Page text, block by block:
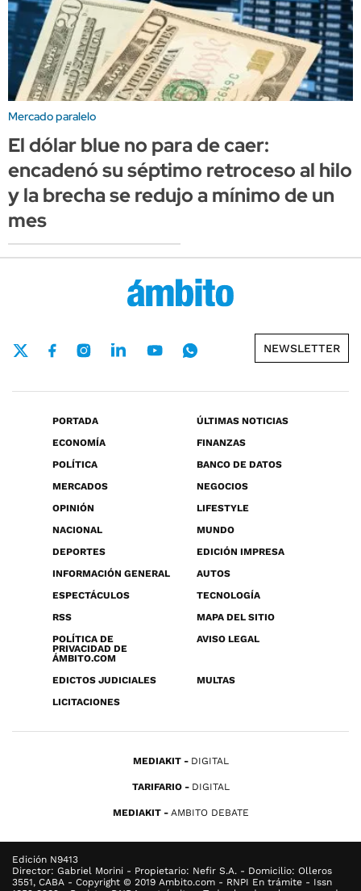
Mercado paralelo
El dólar blue no para de caer:
encadenó su séptimo retroceso al hilo
y la brecha se redujo a mínimo de un
mes
NEWSLETTER
PORTADA
ÚLTIMAS NOTICIAS
ECONOMÍA
FINANZAS
POLÍTICA
BANCO DE DATOS
MERCADOS
NEGOCIOS
OPINIÓN
LIFESTYLE
NACIONAL
MUNDO
DEPORTES
EDICIÓN IMPRESA
INFORMACIÓN GENERAL
AUTOS
ESPECTÁCULOS
TECNOLOGÍA
RSS
MAPA DEL SITIO
POLÍTICA DE
PRIVACIDAD DE
ÁMBITO.COM
AVISO LEGAL
EDICTOS JUDICIALES
MULTAS
LICITACIONES
MEDIAKIT DIGITAL
TARIFARIO DIGITAL
MEDIAKIT AMBITO DEBATE
Edición N9413
Director: Gabriel Morini - Propietario: Nefir S.A. - Domicilio: Olleros
3551, CABA - Copyright © 2019 Ambito.com - RNPI En trámite - Issn